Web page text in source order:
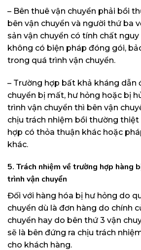
– Bên thuê vận chuyển phải bồi
bên vận chuyển và người thứ ba
sản vận chuyển có tính chất
không có biện pháp đóng gói,
trong quá trình vận chuyển.
– Trường hợp bất khả kháng dẫn
chuyển bị mất, hư hỏng hoặc bị
trình vận chuyển thì bên vận
chịu trách nhiệm bồi thường
hợp có thỏa thuận khác hoặc
khác.
5. Trách nhiệm về trường hợp hàng
trình vận chuyển
Đối với hàng hóa bị hư hỏng do
chuyển dù là đơn hàng do chính
chuyển hay do bên thứ 3 vận
sẽ là bên đứng ra chịu trách
cho khách hàng.